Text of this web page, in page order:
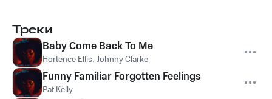
Треки
Baby Come Back To Me
Hortence Ellis, Johnny Clarke
Funny Familiar Forgotten Feelings
Pat Kelly